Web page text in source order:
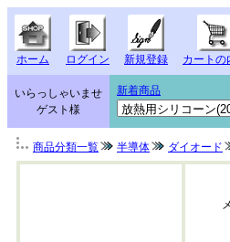
ホーム ログイン 新規登録 カートの
いらっしゃいませ
ゲスト様
新着商品
商品分類一覧 半導体 ダイオード